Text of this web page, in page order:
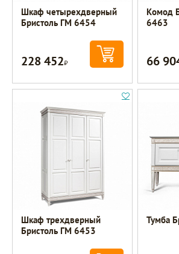
Шкаф четырехдверный
Бристоль ГМ 6454
228 452Р
Комод
6463
66
Шкаф трехдверный
Бристоль ГМ 6453
Тумба